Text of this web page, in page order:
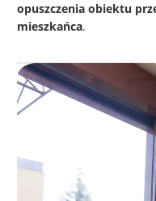
opuszczenia obiektu
mieszkańca.